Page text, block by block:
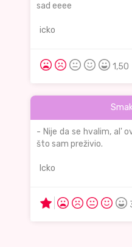
sad eeee
icko
1,50
- Nije da se hvalim, al'
što sam preživio.
Icko